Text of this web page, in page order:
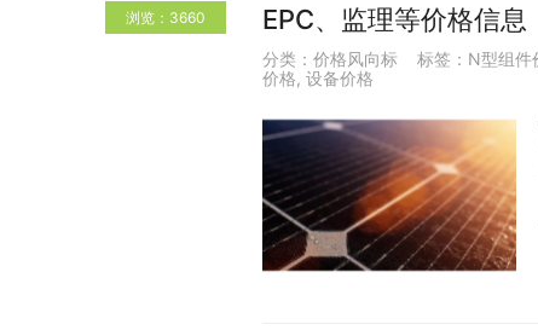
浏览：3660
EPC、监理等价格信息
分类： 价格风向标 标签： N型组件
价格, 设备价格